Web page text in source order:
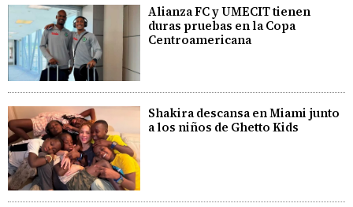
Alianza FC y UMECIT tienen
duras pruebas en la Copa
Centroamericana
Shakira descansa en Miami junto
a los niños de Ghetto Kids